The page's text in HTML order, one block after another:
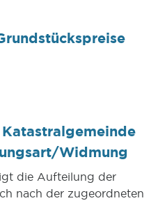
Widmung
die Aufteilung der
nach der zugeordneten